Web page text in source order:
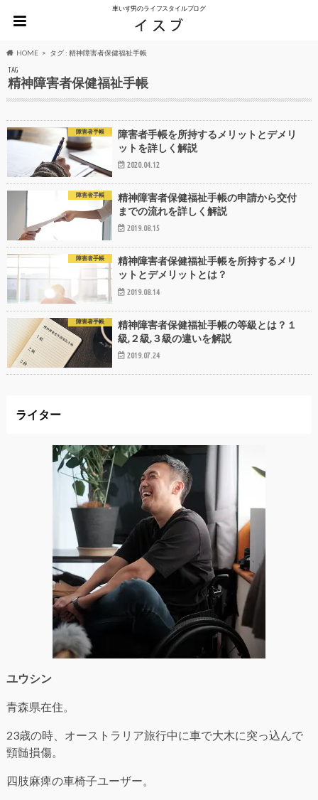
車いす男のライフスタイルブログ
HOME タグ : 精神障害者保健福祉手帳
TAG
精神障害者保健福祉手帳
障害者手帳
障害者手帳を所持するメリットとデメリ
ットを詳しく解説
2020.04.12
障害者手帳
精神障害者保健福祉手帳の申請から交付
までの流れを詳しく解説
2019.08.15
障害者手帳
精神障害者保健福祉手帳を所持するメリ
ットとデメリットとは？
2019.08.14
障害者手帳
精神障害者保健福祉手帳の等級とは？１
級,２級,３級の違いを解説
2019.07.24
ライター
ユウシン
青森県在住。
23歳の時、オーストラリア旅行中に車で大木に突っ込んで
頸髄損傷。
四肢麻痺の車椅子ユーザー。